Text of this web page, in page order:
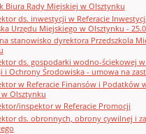
Biura Rady Miejskiej w Olsztynku
ds. inwestycji w Referacie
Urzędu Miejskiego w Olsztynku -
stanowisko dyrektora Przedszkola
ds. gospodarki wodno-ściekowej w
i Ochrony Środowiska - umowa na
w Referacie Finansów i Podatków
Olsztynku
inspektor w Referacie Promocji
ds. obronnych, obrony cywilnej i